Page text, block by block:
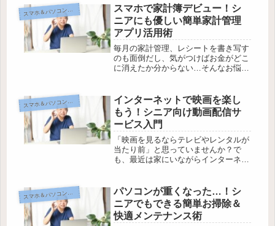
なのは多くのシニアの方が共感するお
悩みです。でも、大丈夫。ちょっとし
た...
スマホ＆パソコンで広がる毎日
スマホで家計簿デビュー！シ
ニアにも優しい簡単家計管理
アプリ活用術
毎月の家計管理、レシートを書き写す
のも面倒だし、気がつけばお金がどこ
に消えたか分からない…そんなお悩
の流れを記録できる時代になりまし
た。「難しそう」「使いこなせないか
も」と...
スマホ＆パソコンで広がる毎日
インターネットで映画を楽し
もう！シニア向け動画配信サ
ービス入門
「映画を見るならテレビやレンタルが
当たり前」と思っていませんか？で
も、最近は家にいながらインターネッ
が苦手だと、「難しそう」「私にでき
るかな」と不安になってしまいますよ
ね。...
スマホ＆パソコンで広がる毎日
パソコンが重くなった…！シ
ニアでもできる簡単お掃除＆
快適メンテナンス術